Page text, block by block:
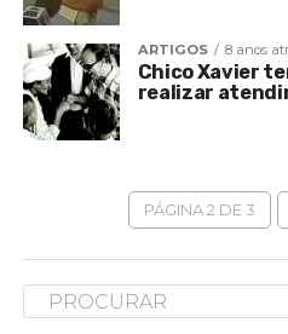
ARTIGOS 8 anos
Chico Xavier
realizar
PÁGINA 2 DE 3